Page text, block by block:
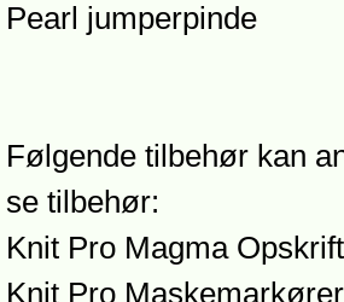
Pearl jumperpinde
Følgende tilbehør kan
se tilbehør:
Knit Pro Magma
Knit Pro Maskemarkører